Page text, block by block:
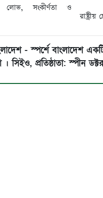
লোভ, সংকীর্ণতা ও
- স্পর্শে বাংলাদেশ একটি
। ‎সিইও, প্রতিষ্ঠাতা: